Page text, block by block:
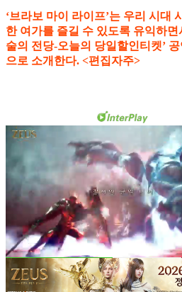
‘브라보 마이 라이프’는 우리 시대
한 여가를 즐길 수 있도록 유익하면
술의 전당-오늘의 당일할인티켓’
으로 소개한다. <편집자주>